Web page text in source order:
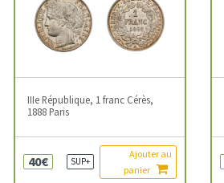
IIIe République, 1 franc Cérès,
1888 Paris
40€ SUP+
Ajouter au
panier